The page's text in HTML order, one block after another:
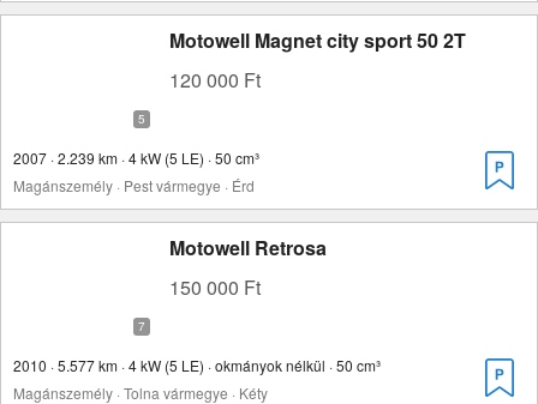
Motowell Magnet city sport 50 2T
120 000 Ft
2007 · 2.239 km · 4 kW (5 LE) · 50 cm³
Magánszemély · Pest vármegye · Érd
Motowell Retrosa
150 000 Ft
2010 · 5.577 km · 4 kW (5 LE) · okmányok nélkül · 50 cm³
Magánszemély · Tolna vármegye · Kéty